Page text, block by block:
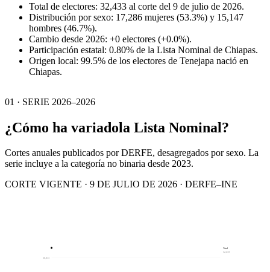
Total de electores: 32,433 al corte del 9 de julio de 2026.
Distribución por sexo: 17,286 mujeres (53.3%) y 15,147
hombres (46.7%).
Cambio desde 2026: +0 electores (+0.0%).
Participación estatal: 0.80% de la Lista Nominal de Chiapas.
Origen local: 99.5% de los electores de Tenejapa nació en
Chiapas.
01 · SERIE 2026–2026
¿Cómo ha variadola Lista Nominal?
Cortes anuales publicados por DERFE, desagregados por sexo. La
serie incluye a la categoría no binaria desde 2023.
CORTE VIGENTE · 9 DE JULIO DE 2026 · DERFE–INE
30,013
Total
32,433